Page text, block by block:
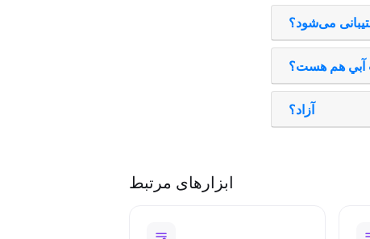
می‌شود؟
آبي هم هست؟
آزاد؟
ابزارهای مرتبط